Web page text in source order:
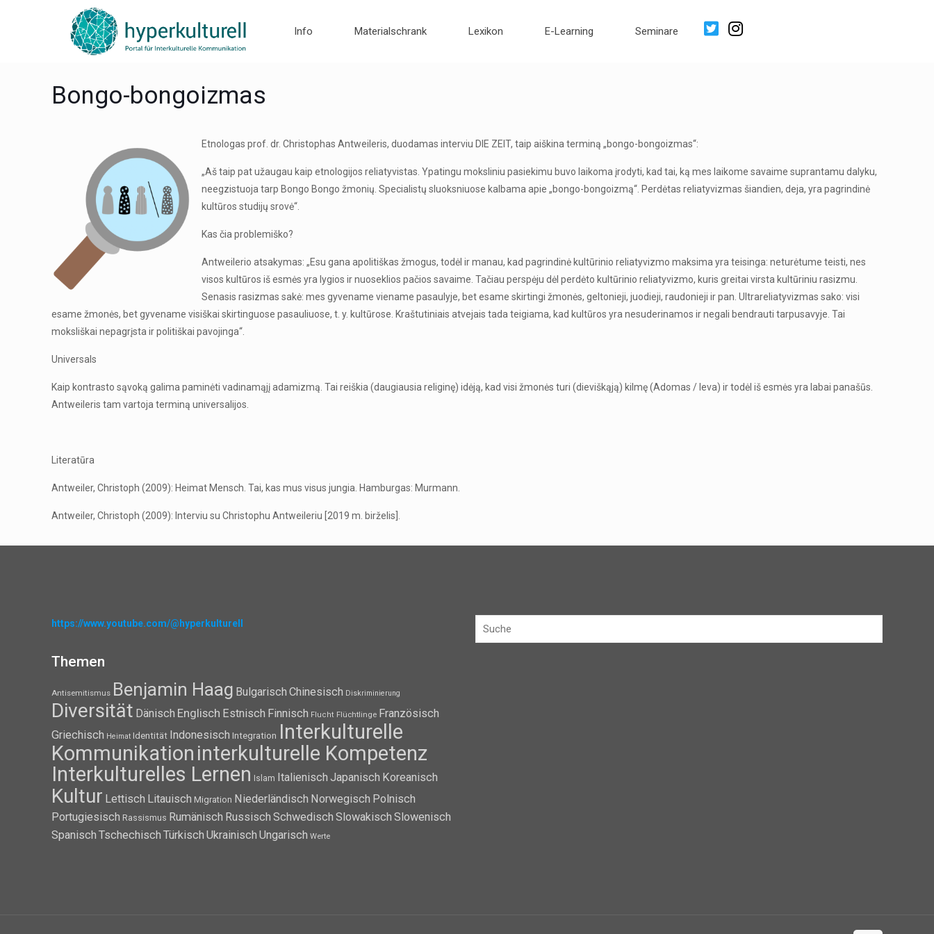
Info Materialschrank Lexikon E-Learning Seminare
Bongo-bongoizmas
Etnologas prof. dr. Christophas Antweileris, duodamas interviu DIE ZEIT, taip aiškina terminą „bongo-bongoizmas“:
„Aš taip pat užaugau kaip etnologijos reliatyvistas. Ypatingu moksliniu pasiekimu buvo laikoma įrodyti, kad tai, ką mes laikome savaime suprantamu dalyku,
neegzistuoja tarp Bongo Bongo žmonių. Specialistų sluoksniuose kalbama apie „bongo-bongoizmą“. Perdėtas reliatyvizmas šiandien, deja, yra pagrindinė
kultūros studijų srovė“.
Kas čia problemiško?
Antweilerio atsakymas: „Esu gana apolitiškas žmogus, todėl ir manau, kad pagrindinė kultūrinio reliatyvizmo maksima yra teisinga: neturėtume teisti, nes
visos kultūros iš esmės yra lygios ir nuoseklios pačios savaime. Tačiau perspėju dėl perdėto kultūrinio reliatyvizmo, kuris greitai virsta kultūriniu rasizmu.
Senasis rasizmas sakė: mes gyvename viename pasaulyje, bet esame skirtingi žmonės, geltonieji, juodieji, raudonieji ir pan. Ultrareliatyvizmas sako: visi
esame žmonės, bet gyvename visiškai skirtinguose pasauliuose, t. y. kultūrose. Kraštutiniais atvejais tada teigiama, kad kultūros yra nesuderinamos ir negali bendrauti tarpusavyje. Tai
moksliškai nepagrįsta ir politiškai pavojinga“.
Universals
Kaip kontrasto sąvoką galima paminėti vadinamąjį adamizmą. Tai reiškia (daugiausia religinę) idėją, kad visi žmonės turi (dieviškąją) kilmę (Adomas / Ieva) ir todėl iš esmės yra labai panašūs.
Antweileris tam vartoja terminą universalijos.
Literatūra
Antweiler, Christoph (2009): Heimat Mensch. Tai, kas mus visus jungia. Hamburgas: Murmann.
Antweiler, Christoph (2009): Interviu su Christophu Antweileriu [2019 m. birželis].
https://www.youtube.com/@hyperkulturell
Themen
Antisemitismus Benjamin Haag Bulgarisch Chinesisch Diskriminierung
Diversität Dänisch Englisch Estnisch Finnisch Flucht Flüchtlinge Französisch
Griechisch Heimat Identität Indonesisch Integration Interkulturelle
Kommunikation interkulturelle Kompetenz
Interkulturelles Lernen
Islam Italienisch Japanisch Koreanisch
Kultur Lettisch Litauisch Migration Niederländisch Norwegisch Polnisch
Portugiesisch Rassismus Rumänisch Russisch Schwedisch Slowakisch Slowenisch
Spanisch Tschechisch Türkisch Ukrainisch Ungarisch Werte